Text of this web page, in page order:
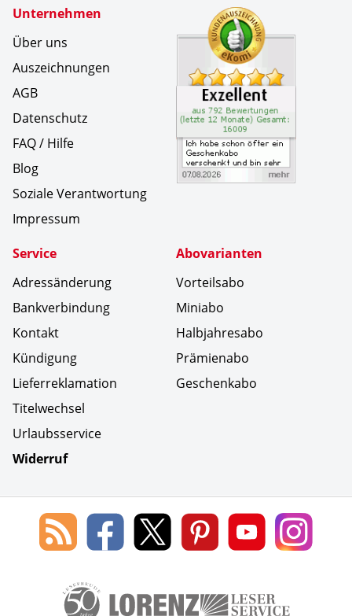
Unternehmen
Über uns
Auszeichnungen
AGB
Datenschutz
FAQ / Hilfe
Blog
Soziale Verantwortung
Impressum
Service
Adressänderung
Bankverbindung
Kontakt
Kündigung
Lieferreklamation
Titelwechsel
Urlaubsservice
Widerruf
Abovarianten
Vorteilsabo
Miniabo
Halbjahresabo
Prämienabo
Geschenkabo
Zertifikate
Social Media
Blog
des
Leserservice
Lorenz
Leserservice
Lorenz
Leserservice
Lorenz
Leserservice
Lorenz
Leserservice
Lorenz